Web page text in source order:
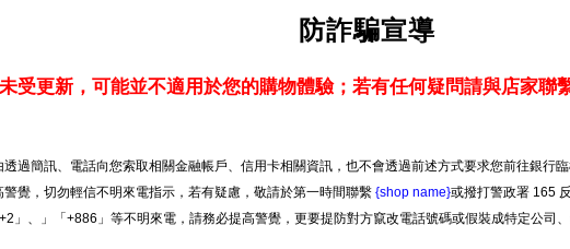
防詐騙宣導
受更新，可能並不適用於您的購物體驗；若有任何疑問請與店家聯繫
過簡訊、電話向您索取相關金融帳戶、信用卡相關資訊，也不會透過前述方式要求您前往銀行臨
覺，切勿輕信不明來電指示，若有疑慮，敬請於第一時間聯繫 {shop name}或撥打警政署 165
」、」「+886」等不明來電，請務必提高警覺，更要提防對方竄改電話號碼或假裝成特定公司